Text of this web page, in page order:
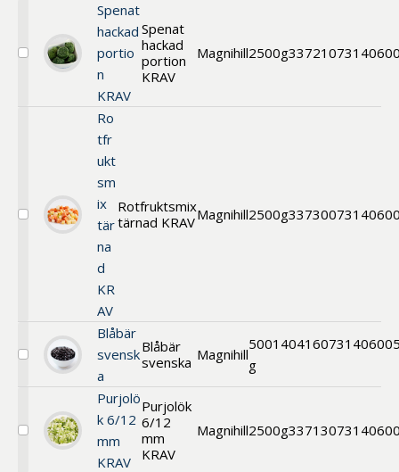
Välj
portion
Spenat
hackad
portio
n
KRAV
Spenat
hackad
portion
KRAV
Magnihill2500g33721
Välj
Ro
tfr
ukt
sm
ix
tär
na
d
KR
AV
Rotfruktsmix
tärnad KRAVMagnihill2500g33730
Välj
svenska
Blåbär
svensk
a
Blåbär
svenska Magnihill
500
g
140416
Välj
Purjolö
k 6/12
mm
KRAV
Purjolök
6/12
mm
KRAV
Magnihill2500g33713